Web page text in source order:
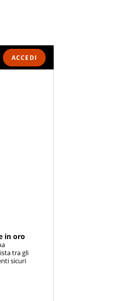
ACCEDI
in oro
tra gli
sicuri